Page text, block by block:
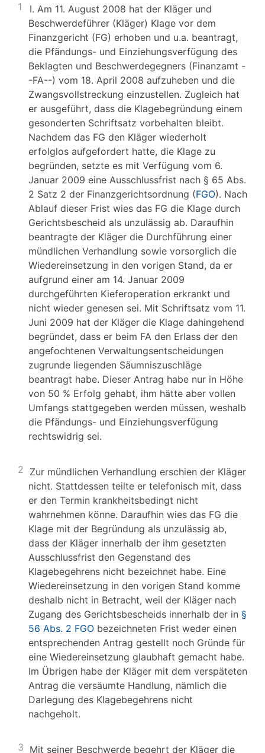
1
I. Am 11. August 2008 hat der Kläger und
Beschwerdeführer (Kläger) Klage vor dem
Finanzgericht (FG) erhoben und u.a. beantragt,
die Pfändungs- und Einziehungsverfügung des
Beklagten und Beschwerdegegners (Finanzamt -
-FA--) vom 18. April 2008 aufzuheben und die
Zwangsvollstreckung einzustellen. Zugleich hat
er ausgeführt, dass die Klagebegründung einem
gesonderten Schriftsatz vorbehalten bleibt.
Nachdem das FG den Kläger wiederholt
erfolglos aufgefordert hatte, die Klage zu
begründen, setzte es mit Verfügung vom 6.
Januar 2009 eine Ausschlussfrist nach § 65 Abs.
2 Satz 2 der Finanzgerichtsordnung (FGO). Nach
Ablauf dieser Frist wies das FG die Klage durch
Gerichtsbescheid als unzulässig ab. Daraufhin
beantragte der Kläger die Durchführung einer
mündlichen Verhandlung sowie vorsorglich die
Wiedereinsetzung in den vorigen Stand, da er
aufgrund einer am 14. Januar 2009
durchgeführten Kieferoperation erkrankt und
nicht wieder genesen sei. Mit Schriftsatz vom 11.
Juni 2009 hat der Kläger die Klage dahingehend
begründet, dass er beim FA den Erlass der den
angefochtenen Verwaltungsentscheidungen
zugrunde liegenden Säumniszuschläge
beantragt habe. Dieser Antrag habe nur in Höhe
von 50 % Erfolg gehabt, ihm hätte aber vollen
Umfangs stattgegeben werden müssen, weshalb
die Pfändungs- und Einziehungsverfügung
rechtswidrig sei.
2 Zur mündlichen Verhandlung erschien der Kläger
nicht. Stattdessen teilte er telefonisch mit, dass
er den Termin krankheitsbedingt nicht
wahrnehmen könne. Daraufhin wies das FG die
Klage mit der Begründung als unzulässig ab,
dass der Kläger innerhalb der ihm gesetzten
Ausschlussfrist den Gegenstand des
Klagebegehrens nicht bezeichnet habe. Eine
Wiedereinsetzung in den vorigen Stand komme
deshalb nicht in Betracht, weil der Kläger nach
Zugang des Gerichtsbescheids innerhalb der in §
56 Abs. 2 FGO bezeichneten Frist weder einen
entsprechenden Antrag gestellt noch Gründe für
eine Wiedereinsetzung glaubhaft gemacht habe.
Im Übrigen habe der Kläger mit dem verspäteten
Antrag die versäumte Handlung, nämlich die
Darlegung des Klagebegehrens nicht
nachgeholt.
3 Mit seiner Beschwerde begehrt der Kläger die